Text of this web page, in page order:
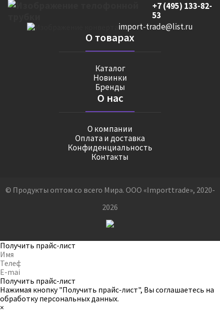
+7 (495) 133-82-
53
import-trade@list.ru
О товарах
Каталог
Новинки
Бренды
О нас
О компании
Оплата и доставка
Конфиденциальность
Контакты
© Продукты оптом со всего Мира. ООО «Importtrade», 2020-
2026
Получить прайс-лист
Получить прайс-лист
Нажимая кнопку "Получить прайс-лист", Вы соглашаетесь на
обработку персональных данных.
×